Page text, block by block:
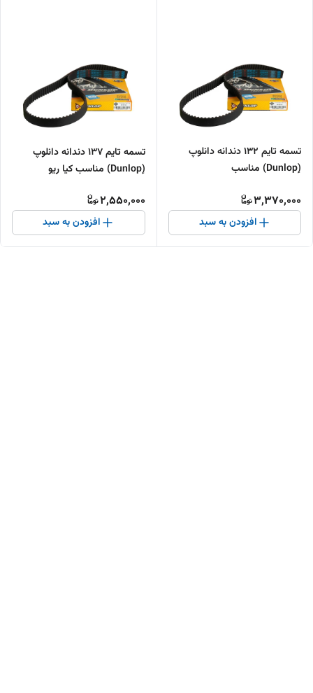
تسمه تایم 132 دندانه دانلوپ
(ِDunlop) مناسب
3,370,000
افزودن به سبد
تسمه تایم 137 دندانه دانلوپ
(ِDunlop) مناسب کیا ریو
2,550,000
افزودن به سبد